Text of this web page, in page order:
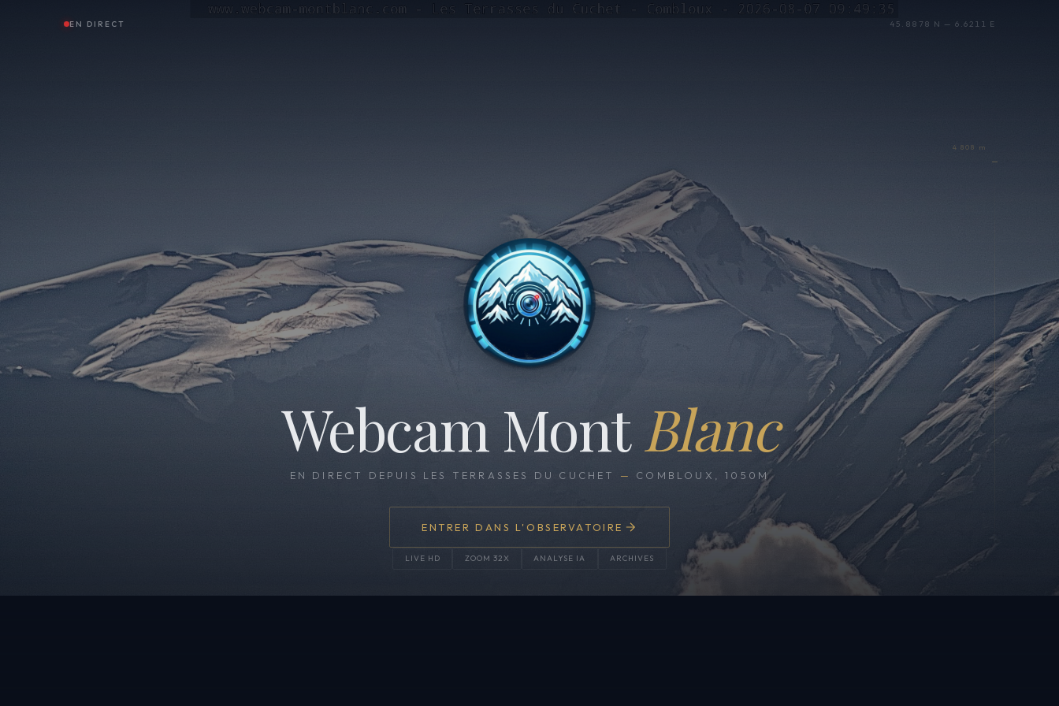
EN DIRECT 45.8878 N — 6.6211 E
Webcam Mont Blanc
EN DIRECT DEPUIS LES TERRASSES DU CUCHET — COMBLOUX, 1050M
ENTRER DANS L'OBSERVATOIRE
LIVE HD ZOOM 32X ANALYSE IA ARCHIVES